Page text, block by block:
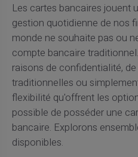
Les cartes bancaires jouent
gestion quotidienne de nos
monde ne souhaite pas ou
compte bancaire
raisons de confidentialité,
traditionnelles ou
flexibilité qu'offrent les
possible de posséder une
bancaire. Explorons
disponibles.